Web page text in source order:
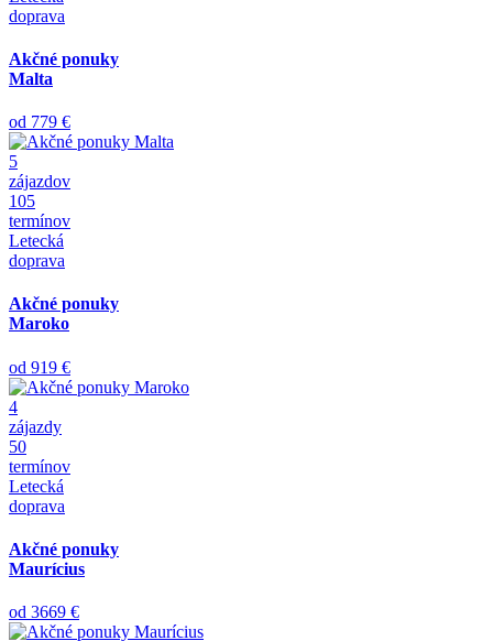
doprava
Akčné ponuky
Malta
od 779 €
5
zájazdov
105
termínov
Letecká
doprava
Akčné ponuky
Maroko
od 919 €
4
zájazdy
50
termínov
Letecká
doprava
Akčné ponuky
Maurícius
od 3669 €